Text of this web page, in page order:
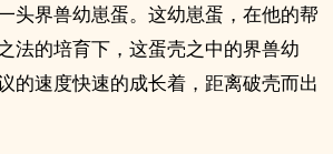
头界兽幼崽蛋。这幼崽蛋，在他的帮
法的培育下，这蛋壳之中的界兽幼
的速度快速的成长着，距离破壳而出